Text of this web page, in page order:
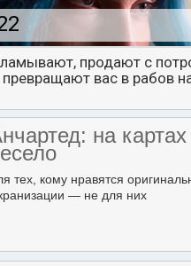
продают с
вас в рабов
на
тех, кому нравятся
— не для них